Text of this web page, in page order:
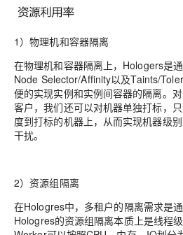
1）物理机和容器隔离
在物理机和容器隔离上，Hologers是
Node Selector/Affinity以及Taints/
便的实现实例和实例间容器的隔离。
客户，我们还可以对机器单独打标，
度到打标的机器上，从而实现机器级
干扰。
2）资源组隔离
在Hologres中，多租户的隔离需求是通
Hologres的资源组隔离本质上是线程